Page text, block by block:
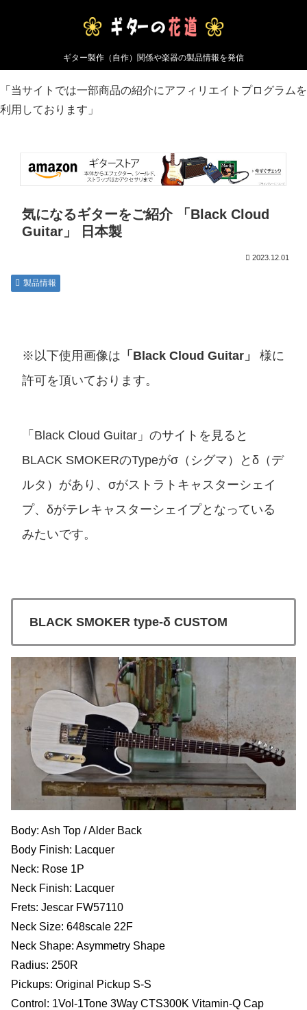
ギター製作（自作）関係や楽器の製品情報を発信
「当サイトでは一部商品の紹介にアフィリエイトプログラムを
利用しております」
気になるギターをご紹介 「Black Cloud
Guitar」‏ 日本製
2023.12.01
製品情報
※以下使用画像は 「Black Cloud Guitar」
許可を頂いております。
「Black Cloud Guitar」‏のサイトを見ると
BLACK SMOKERのTypeがσ（シグマ）とδ（デ
ルタ）があり、σがストラトキャスターシェイ
プ、δがテレキャスターシェイプとなっている
みたいです。
BLACK SMOKER type-δ CUSTOM
Body: Ash Top / Alder Back
Body Finish: Lacquer
Neck: Rose 1P
Neck Finish: Lacquer
Frets: Jescar FW57110
Neck Size: 648scale 22F
Neck Shape: Asymmetry Shape
Radius: 250R
Pickups: Original Pickup S-S
Control: 1Vol-1Tone 3Way CTS300K Vitamin-Q Cap